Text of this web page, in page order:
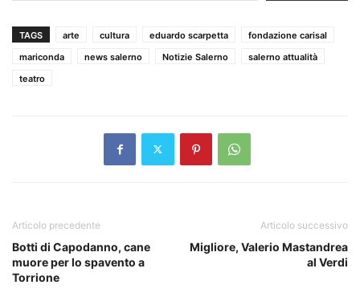
TAGS arte cultura eduardo scarpetta
fondazione carisal
mariconda
news salerno Notizie Salerno
salerno attualità
teatro
Articolo precedente
Botti di Capodanno, cane
muore per lo spavento a
Torrione
Articolo successivo
Migliore, Valerio Mastandrea
al Verdi